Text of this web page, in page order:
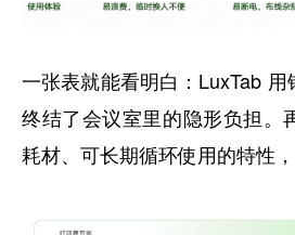
一张表就能看明白：LuxTab
终结了会议室里的隐形负担。
耗材、可长期循环使用的特性